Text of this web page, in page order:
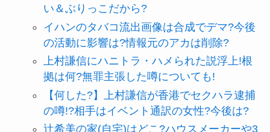
い＆ぶりっこだから?
イハンのタバコ流出画像は合成でデマ?今後
の活動に影響は?情報元のアカは削除?
上村謙信にハニトラ・ハメられた説浮上!根
拠は何?無罪主張した噂についても!
【何した?】上村謙信が香港でセクハラ逮捕
の噂!?相手はイベント通訳の女性?今後は?
辻希美の家(自宅)はどこ?ハウスメーカーや3